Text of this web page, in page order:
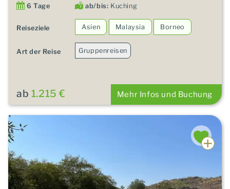
6 Tage ab/bis: Kuching
Reiseziele Asien Malaysia Borneo
Art der Reise Gruppenreisen
ab 1.215 € Mehr Infos und Buchung